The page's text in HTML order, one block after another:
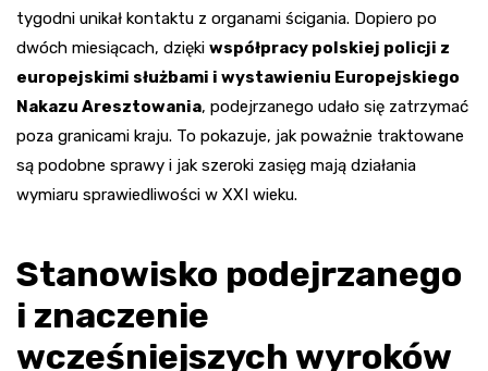
tygodni unikał kontaktu z organami ścigania. Dopiero po
dwóch miesiącach, dzięki współpracy polskiej policji z
europejskimi służbami i wystawieniu Europejskiego
Nakazu Aresztowania, podejrzanego udało się zatrzymać
poza granicami kraju. To pokazuje, jak poważnie traktowane
są podobne sprawy i jak szeroki zasięg mają działania
wymiaru sprawiedliwości w XXI wieku.
Stanowisko podejrzanego
i znaczenie
wcześniejszych wyroków